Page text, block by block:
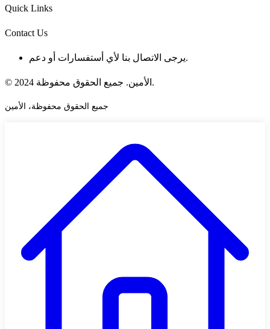
Quick Links
Contact Us
يرجى الاتصال بنا لأي أستفسارات أو دعم.
© 2024 الأمين. جميع الحقوق محفوظة.
جميع الحقوق محفوظة، الأمين